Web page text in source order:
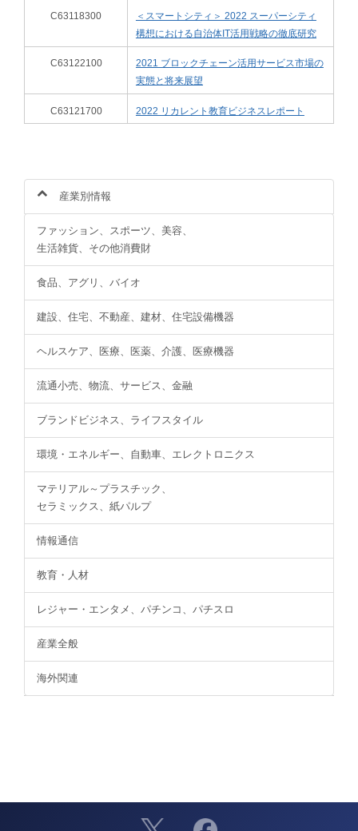
C63118300
＜スマートシティ＞ 2022 スーパーシティ
構想における自治体IT活用戦略の徹底研究
C63122100
2021 ブロックチェーン活用サービス市場の
実態と将来展望
C63121700 2022 リカレント教育ビジネスレポート
産業別情報
ファッション、スポーツ、美容、
生活雑貨、その他消費財
食品、アグリ、バイオ
建設、住宅、不動産、建材、住宅設備機器
ヘルスケア、医療、医薬、介護、医療機器
流通小売、物流、サービス、金融
ブランドビジネス、ライフスタイル
環境・エネルギー、自動車、エレクトロニクス
マテリアル～プラスチック、
セラミックス、紙パルプ
情報通信
教育・人材
レジャー・エンタメ、パチンコ、パチスロ
産業全般
海外関連